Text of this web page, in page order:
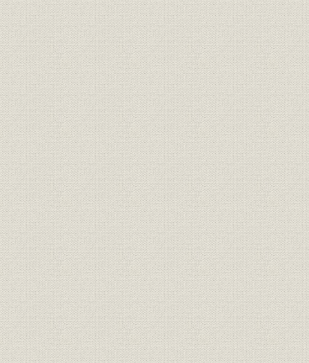
海外事業 海外事業活動
関係会社 海外事務所・海外販売会社
関係会社 海外製造会社
教育・研修 社内活動 教育・研修
福利厚生 保健・医療
福利厚生 保養所・クラブ
福利厚生 社宅・寮
福利厚生 体育・施設